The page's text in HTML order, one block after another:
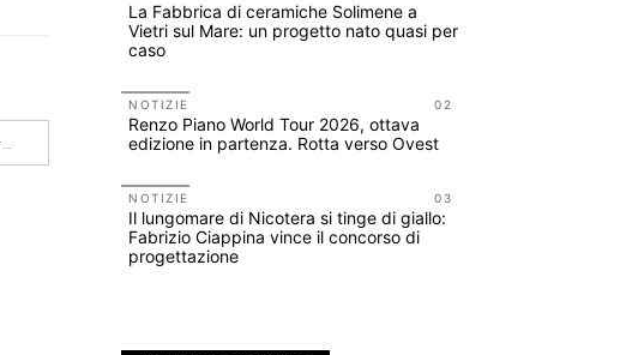
China: MoAE – Museo de Educación Artística de Huamao – Álvaro Siza + Carlos Castanheira
La Fabbrica di ceramiche Solimene a
Vietri sul Mare: un progetto nato quasi per
caso
02
NOTIZIE
Renzo Piano World Tour 2026, ottava
edizione in partenza. Rotta verso Ovest
03
NOTIZIE
Il lungomare di Nicotera si tinge di giallo:
Fabrizio Ciappina vince il concorso di
progettazione